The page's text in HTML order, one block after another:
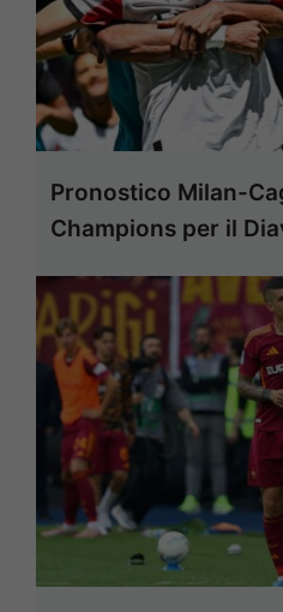
Pronostico Milan-
Champions per il